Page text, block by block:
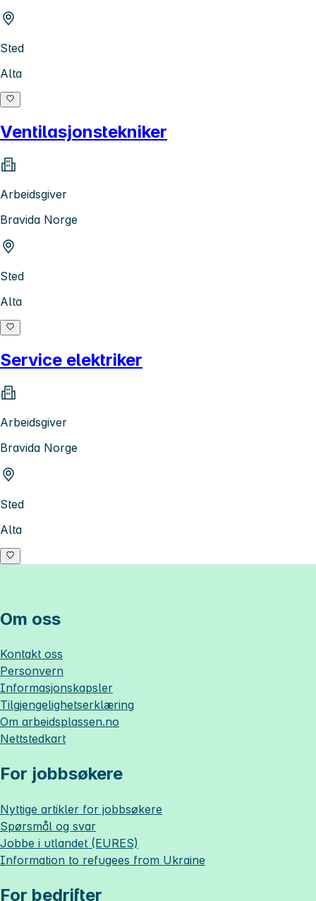
Sted
Alta
Ventilasjonstekniker
Arbeidsgiver
Bravida Norge
Sted
Alta
Service elektriker
Arbeidsgiver
Bravida Norge
Sted
Alta
Om oss
Kontakt oss
Personvern
Informasjonskapsler
Tilgjengelighetserklæring
Om arbeidsplassen.no
Nettstedkart
For jobbsøkere
Nyttige artikler for jobbsøkere
Spørsmål og svar
Jobbe i utlandet (EURES)
Information to refugees from Ukraine
For bedrifter